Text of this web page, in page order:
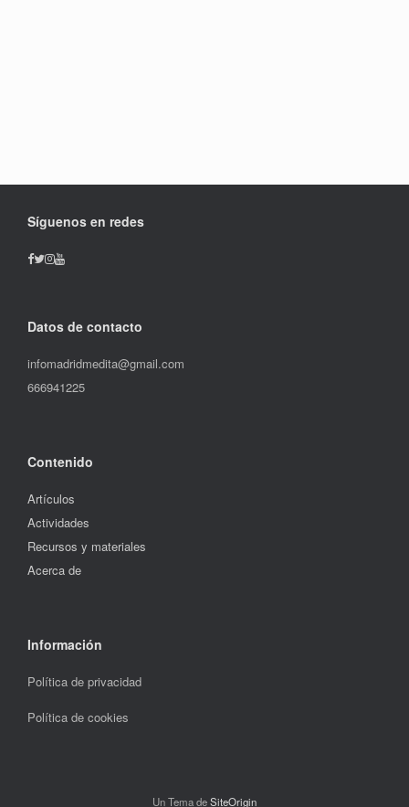
Síguenos en redes
Datos de contacto
infomadridmedita@gmail.com
666941225
Contenido
Artículos
Actividades
Recursos y materiales
Acerca de
Información
Política de privacidad
Política de cookies
Un Tema deSiteOrigin